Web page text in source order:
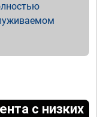
с низких